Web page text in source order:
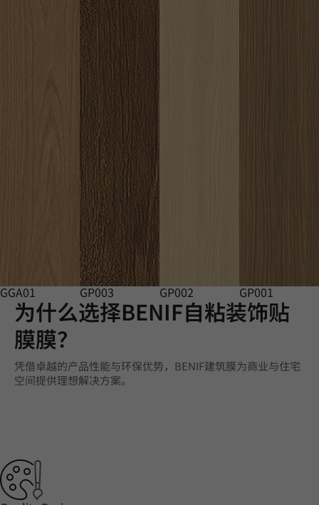
GGA01 GP003 GP002 GP001
为什么选择BENIF自粘装饰贴
膜膜？
凭借卓越的产品性能与环保优势，BENIF建筑膜为商业与住宅
空间提供理想解决方案。